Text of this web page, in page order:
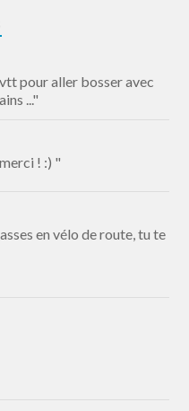
pour aller bosser avec
..."
! :) "
en vélo de route, tu te